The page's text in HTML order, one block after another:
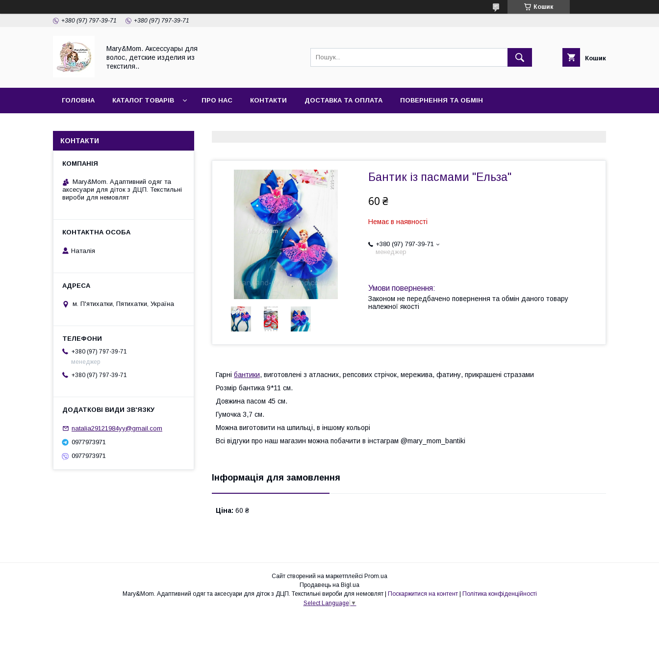
Кошик
+380 (97) 797-39-71 +380 (97) 797-39-71
Mary&Mom. Аксессуары для
волос, детские изделия из
текстиля..
Кошик
ГОЛОВНА КАТАЛОГ ТОВАРІВ ПРО НАС КОНТАКТИ ДОСТАВКА ТА ОПЛАТА ПОВЕРНЕННЯ ТА ОБМІН
Бантик із пасмами "Ельза"
60 ₴
Немає в наявності
+380 (97) 797-39-71
менеджер
Законом не передбачено повернення та обмін даного товару
належної якості
Гарні бантики, виготовлені з атласних, репсових стрічок, мережива, фатину, прикрашені стразами
Розмір бантика 9*11 см.
Довжина пасом 45 см.
Гумочка 3,7 см.
Можна виготовити на шпильці, в іншому кольорі
Всі відгуки про наш магазин можна побачити в інстаграм @mary_mom_bantiki
Інформація для замовлення
Ціна: 60 ₴
КОНТАКТИ
Mary&Mom. Адаптивний одяг та
аксесуари для діток з ДЦП. Текстильні
вироби для немовлят
Наталія
м. П'ятихатки, Пятихатки, Україна
+380 (97) 797-39-71
менеджер
+380 (97) 797-39-71
natalia29121984yy@gmail.com
0977973971
0977973971
Сайт створений на маркетплейсі Prom.ua
Продавець на Bigl.ua
Поскаржитися на контент
Політика конфіденційності
Select Language ▼